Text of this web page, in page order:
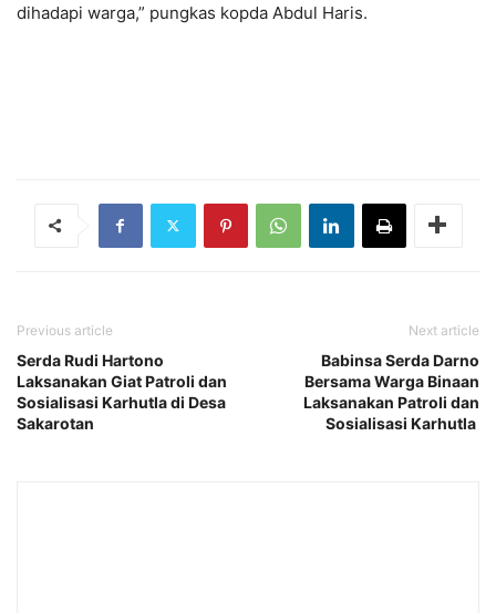
dihadapi warga,” pungkas kopda Abdul Haris.
Previous article
Serda Rudi Hartono
Laksanakan Giat Patroli dan
Sosialisasi Karhutla di Desa
Sakarotan
Next article
Babinsa Serda Darno
Bersama Warga Binaan
Laksanakan Patroli dan
Sosialisasi Karhutla